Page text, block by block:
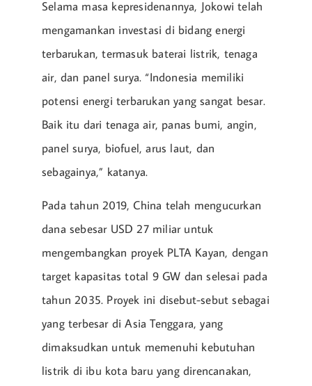
Selama masa kepresidenannya, Jokowi telah
mengamankan investasi di bidang energi
terbarukan, termasuk baterai listrik, tenaga
air, dan panel surya. “Indonesia memiliki
potensi energi terbarukan yang sangat besar.
Baik itu dari tenaga air, panas bumi, angin,
panel surya, biofuel, arus laut, dan
sebagainya,” katanya.
Pada tahun 2019, China telah mengucurkan
dana sebesar USD 27 miliar untuk
mengembangkan proyek PLTA Kayan, dengan
target kapasitas total 9 GW dan selesai pada
tahun 2035. Proyek ini disebut-sebut sebagai
yang terbesar di Asia Tenggara, yang
dimaksudkan untuk memenuhi kebutuhan
listrik di ibu kota baru yang direncanakan,